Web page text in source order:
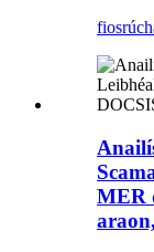
MER